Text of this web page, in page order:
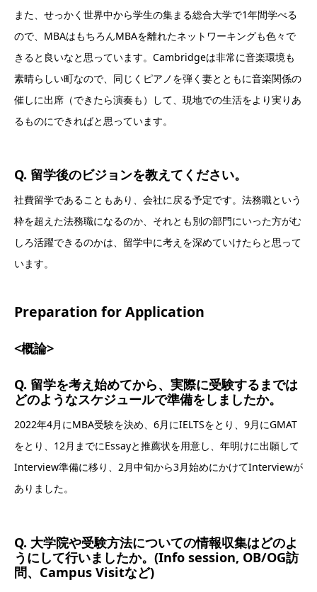
また、せっかく世界中から学生の集まる総合大学で1年間学べる
ので、MBAはもちろんMBAを離れたネットワーキングも色々で
きると良いなと思っています。Cambridgeは非常に音楽環境も
素晴らしい町なので、同じくピアノを弾く妻とともに音楽関係の
催しに出席（できたら演奏も）して、現地での生活をより実りあ
るものにできればと思っています。
Q. 留学後のビジョンを教えてください。
社費留学であることもあり、会社に戻る予定です。法務職という
枠を超えた法務職になるのか、それとも別の部門にいった方がむ
しろ活躍できるのかは、留学中に考えを深めていけたらと思って
います。
Preparation for Application
<概論>
Q. 留学を考え始めてから、実際に受験するまでは
どのようなスケジュールで準備をしましたか。
2022年4月にMBA受験を決め、6月にIELTSをとり、9月にGMAT
をとり、12月までにEssayと推薦状を用意し、年明けに出願して
Interview準備に移り、2月中旬から3月始めにかけてInterviewが
ありました。
Q. 大学院や受験方法についての情報収集はどのよ
うにして行いましたか。(Info session, OB/OG訪
問、Campus Visitなど)